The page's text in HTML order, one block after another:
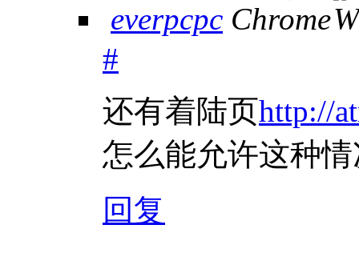
everpcpc
#
还有着陆页http://
怎么能允许这种
回复